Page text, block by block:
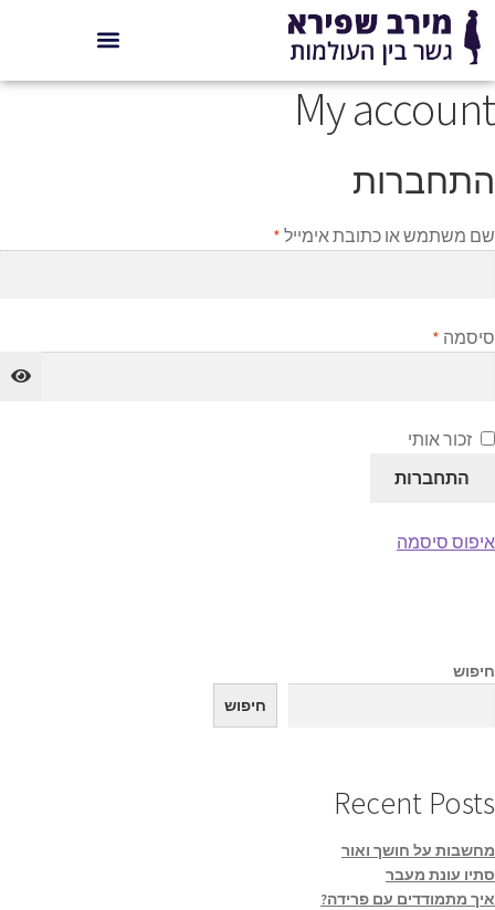
My account
התחברות
שם משתמש או כתובת אימייל *
סיסמה *
זכור אותי
התחברות
איפוס סיסמה
חיפוש
חיפוש
Recent Posts
מחשבות על חושך ואור
סתיו עונת מעבר
איך מתמודדים עם פרידה?